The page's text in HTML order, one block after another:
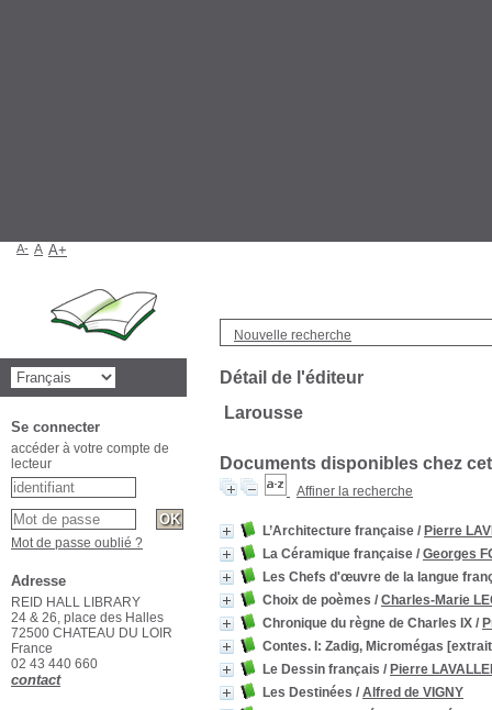
Nouvelle recherche
Détail de l'éditeur
Larousse
Documents disponibles chez
Affiner la recherche
L’Architecture française / Pierre
La Céramique française / Georges
Les Chefs d'œuvre de la langue
Choix de poèmes / Charles-Marie
Chronique du règne de Charles IX /
Contes. I: Zadig, Micromégas
Le Dessin français / Pierre
Les Destinées / Alfred de VIGNY
A- A A+
Se connecter
accéder à votre compte de
lecteur
Mot de passe oublié ?
Adresse
REID HALL LIBRARY
24 & 26, place des Halles
72500 CHATEAU DU LOIR
France
02 43 440 660
contact